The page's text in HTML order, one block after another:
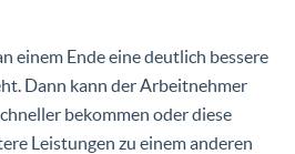
einem Ende eine deutlich bessere
Dann kann der Arbeitnehmer
bekommen oder diese
Leistungen zu einem anderen